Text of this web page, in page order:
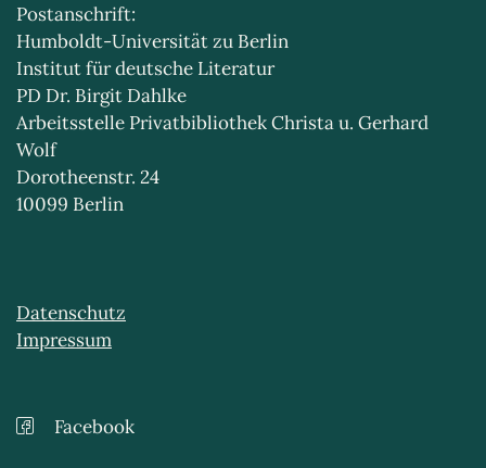
Postanschrift:
Humboldt-Universität zu Berlin
Institut für deutsche Literatur
PD Dr. Birgit Dahlke
Arbeitsstelle Privatbibliothek Christa u. Gerhard
Wolf
Dorotheenstr. 24
10099 Berlin
Datenschutz
Impressum
Facebook